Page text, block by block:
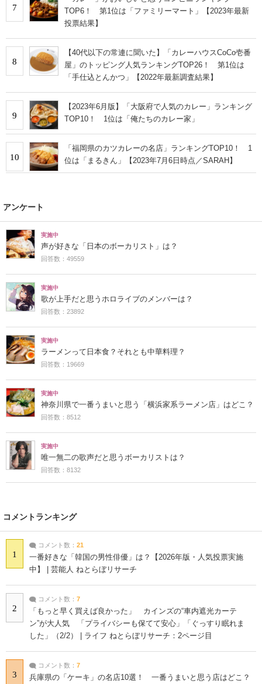
7
TOP6！ 第1位は「ファミリーマート」【2023年最新
投票結果】
8
【40代以下の常連に聞いた】「カレーハウスCoCo壱番
屋」のトッピング人気ランキングTOP26！ 第1位は
「手仕込とんかつ」【2022年最新調査結果】
9
【2023年6月版】「大阪府で人気のカレー」ランキング
TOP10！ 1位は「俺たちのカレー家」
10
「福岡県のカツカレーの名店」ランキングTOP10！ 1
位は「まるきん」【2023年7月6日時点／SARAH】
アンケート
実施中
声が好きな「日本のボーカリスト」は？
回答数：49559
実施中
歌が上手だと思うホロライブのメンバーは？
回答数：23892
実施中
ラーメンって日本食？それとも中華料理？
回答数：19669
実施中
神奈川県で一番うまいと思う「横浜家系ラーメン店」はどこ？
回答数：8512
実施中
唯一無二の歌声だと思うボーカリストは？
回答数：8132
コメントランキング
1
コメント数： 21
一番好きな「韓国の男性俳優」は？【2026年版・人気投票実施
中】 | 芸能人 ねとらぼリサーチ
2
コメント数： 7
「もっと早く買えば良かった」 カインズの“車内遮光カーテ
ン”が大人気 「プライバシーも保てて安心」「ぐっすり眠れま
した」（2/2） | ライフ ねとらぼリサーチ：2ページ目
3
コメント数： 7
兵庫県の「ケーキ」の名店10選！ 一番うまいと思う店はどこ？